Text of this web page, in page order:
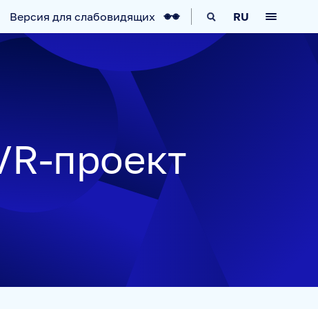
IT-ВОЗМОЖНОСТИ
Версия для слабовидящих RU
проект